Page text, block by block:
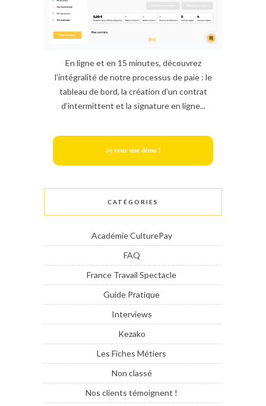
En ligne et en 15 minutes, découvrez
l’intégralité de notre processus de paie : le
tableau de bord, la création d’un contrat
d’intermittent et la signature en ligne...
Je veux une démo !
CATÉGORIES
Académie CulturePay
FAQ
France Travail Spectacle
Guide Pratique
Interviews
Kezako
Les Fiches Métiers
Non classé
Nos clients témoignent !